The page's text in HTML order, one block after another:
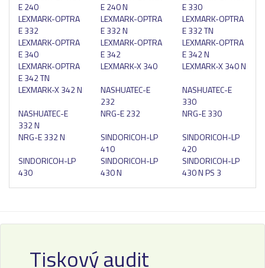
E 240
E 240 N
E 330
LEXMARK-OPTRA
E 332
LEXMARK-OPTRA
E 332 N
LEXMARK-OPTRA
E 332 TN
LEXMARK-OPTRA
E 340
LEXMARK-OPTRA
E 342
LEXMARK-OPTRA
E 342 N
LEXMARK-OPTRA
E 342 TN
LEXMARK-X 340
LEXMARK-X 340 N
LEXMARK-X 342 N
NASHUATEC-E
232
NASHUATEC-E
330
NASHUATEC-E
332 N
NRG-E 232
NRG-E 330
NRG-E 332 N
SINDORICOH-LP
410
SINDORICOH-LP
420
SINDORICOH-LP
430
SINDORICOH-LP
430 N
SINDORICOH-LP
430 N PS 3
Tiskový audit